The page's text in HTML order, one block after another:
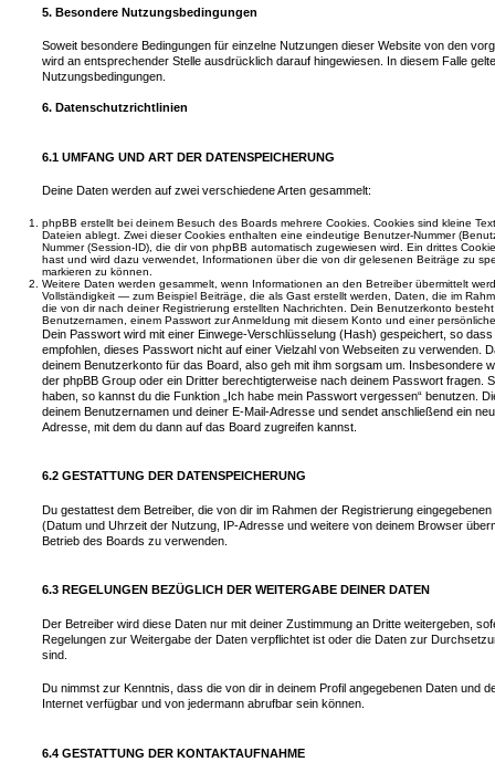
5. Besondere Nutzungsbedingungen
Soweit besondere Bedingungen für einzelne Nutzungen dieser Website von den
wird an entsprechender Stelle ausdrücklich darauf hingewiesen. In diesem Falle
Nutzungsbedingungen.
6. Datenschutzrichtlinien
6.1 UMFANG UND ART DER DATENSPEICHERUNG
Deine Daten werden auf zwei verschiedene Arten gesammelt:
phpBB erstellt bei deinem Besuch des Boards mehrere Cookies. Cookies sind kleine
Dateien ablegt. Zwei dieser Cookies enthalten eine eindeutige Benutzer-Nummer
Nummer (Session-ID), die dir von phpBB automatisch zugewiesen wird. Ein drittes
hast und wird dazu verwendet, Informationen über die von dir gelesenen Beiträge zu
markieren zu können.
Weitere Daten werden gesammelt, wenn Informationen an den Betreiber übermittelt
Vollständigkeit — zum Beispiel Beiträge, die als Gast erstellt werden, Daten, die im
die von dir nach deiner Registrierung erstellten Nachrichten. Dein Benutzerkonto
Benutzernamen, einem Passwort zur Anmeldung mit diesem Konto und einer
Dein Passwort wird mit einer Einwege-Verschlüsselung (Hash) gespeichert, so
empfohlen, dieses Passwort nicht auf einer Vielzahl von Webseiten zu verwenden.
deinem Benutzerkonto für das Board, also geh mit ihm sorgsam um. Insbesondere
der phpBB Group oder ein Dritter berechtigterweise nach deinem Passwort fragen.
haben, so kannst du die Funktion „Ich habe mein Passwort vergessen“ benutzen.
deinem Benutzernamen und deiner E-Mail-Adresse und sendet anschließend ein
Adresse, mit dem du dann auf das Board zugreifen kannst.
6.2 GESTATTUNG DER DATENSPEICHERUNG
Du gestattest dem Betreiber, die von dir im Rahmen der Registrierung
(Datum und Uhrzeit der Nutzung, IP-Adresse und weitere von deinem Browser
Betrieb des Boards zu verwenden.
6.3 REGELUNGEN BEZÜGLICH DER WEITERGABE DEINER DATEN
Der Betreiber wird diese Daten nur mit deiner Zustimmung an Dritte weitergeben,
Regelungen zur Weitergabe der Daten verpflichtet ist oder die Daten zur
sind.
Du nimmst zur Kenntnis, dass die von dir in deinem Profil angegebenen Daten und
Internet verfügbar und von jedermann abrufbar sein können.
6.4 GESTATTUNG DER KONTAKTAUFNAHME